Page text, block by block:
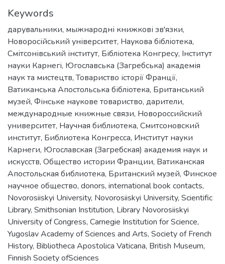
Keywords
дарувальники, мыжнародні книжкові зв'язки,
Новоросійський університет, Наукова бібліотека,
Смітсонівський інститут, Бібліотека Конгресу, Інститут
науки Карнегі, Югославська (Загребська) академія
наук та мистецтв,Товариство історії Франції,
Ватиканська Апостольська бібліотека, Британський
музей, Фінське наукове товариство, дарители,
международные книжные связи, Новороссийский
университет, Научная библиотека, Смитсоновский
институт, Библиотека Конгресса, Институт науки
Карнеги, Югославская (Загребская) академия наук и
искусств, Общество истории Франции, Ватиканская
Апостольская библиотека, Британский музей, Финское
научное общество, donors, international book contacts,
Novorosiiskyi University, Novorosiiskyi University, Scientific
Library, Smithsonian Institution, Library Novorosiiskyi
University of Congress, Carnegie Institution for Science,
Yugoslav Academy of Sciences and Arts, Society of French
History, Bibliotheca Apostolica Vaticana, British Museum,
Finnish Society ofSciences